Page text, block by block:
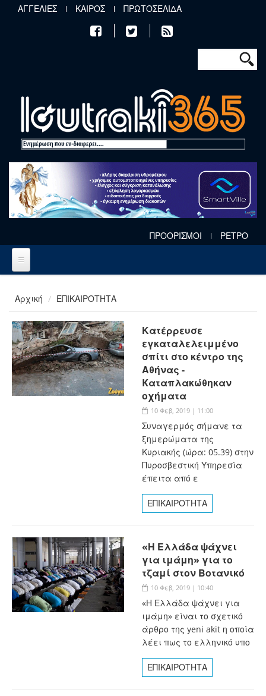
Παράκαμψη προς το κυρίως περιεχόμενο
ΑΓΓΕΛΙΕΣ ΚΑΙΡΟΣ ΠΡΩΤΟΣΕΛΙΔΑ
Φόρμα
Αναζήτηση
ΠΡΟΟΡΙΣΜΟΙ ΡΕΤΡΟ
Αρχική ΕΠΙΚΑΙΡΟΤΗΤΑ
Κατέρρευσε
εγκαταλελειμμένο
σπίτι στο κέντρο της
Αθήνας -
Kαταπλακώθηκαν
οχήματα
10 Φεβ, 2019 | 11:00
Συναγερμός σήμανε τα
ξημερώματα της
Κυριακής (ώρα: 05.39) στην
Πυροσβεστική Υπηρεσία
έπειτα από ε
ΕΠΙΚΑΙΡΟΤΗΤΑ
«Η Ελλάδα ψάχνει
για ιμάμη» για το
τζαμί στον Βοτανικό
10 Φεβ, 2019 | 10:40
«Η Ελλάδα ψάχνει για
ιμάμη» είναι το σχετικό
άρθρο της yeni akit η οποία
λέει πως το ελληνικό υπο
ΕΠΙΚΑΙΡΟΤΗΤΑ